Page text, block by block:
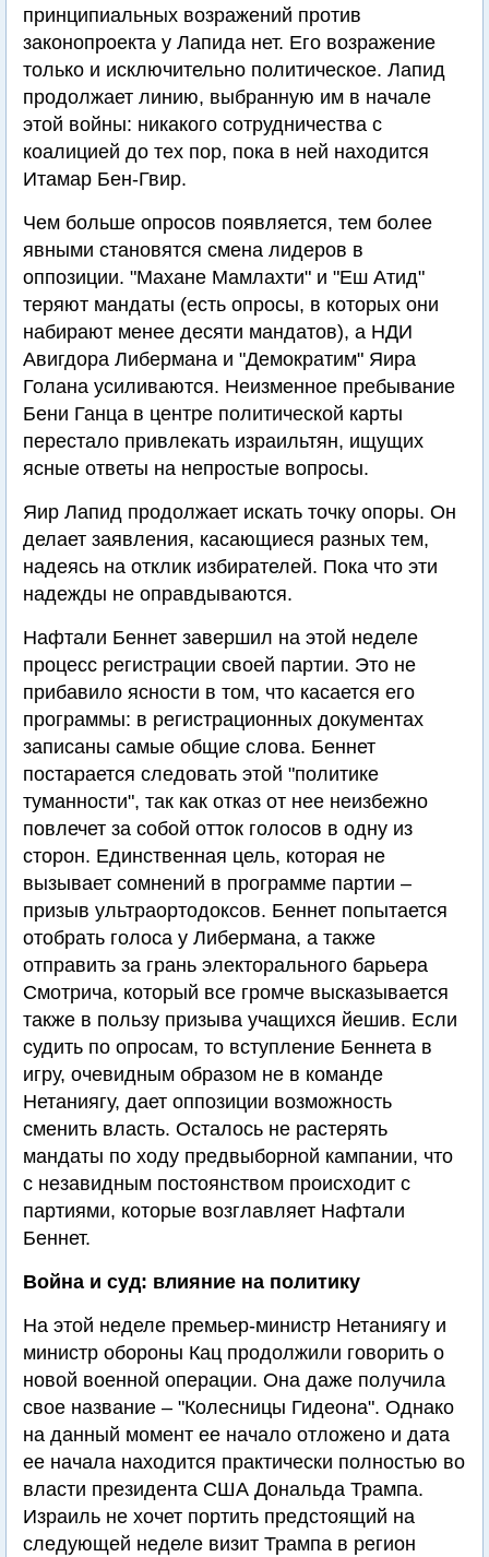
принципиальных возражений против
законопроекта у Лапида нет. Его возражение
только и исключительно политическое. Лапид
продолжает линию, выбранную им в начале
этой войны: никакого сотрудничества с
коалицией до тех пор, пока в ней находится
Итамар Бен-Гвир.
Чем больше опросов появляется, тем более
явными становятся смена лидеров в
оппозиции. "Махане Мамлахти" и "Еш Атид"
теряют мандаты (есть опросы, в которых они
набирают менее десяти мандатов), а НДИ
Авигдора Либермана и "Демократим" Яира
Голана усиливаются. Неизменное пребывание
Бени Ганца в центре политической карты
перестало привлекать израильтян, ищущих
ясные ответы на непростые вопросы.
Яир Лапид продолжает искать точку опоры. Он
делает заявления, касающиеся разных тем,
надеясь на отклик избирателей. Пока что эти
надежды не оправдываются.
Нафтали Беннет завершил на этой неделе
процесс регистрации своей партии. Это не
прибавило ясности в том, что касается его
программы: в регистрационных документах
записаны самые общие слова. Беннет
постарается следовать этой "политике
туманности", так как отказ от нее неизбежно
повлечет за собой отток голосов в одну из
сторон. Единственная цель, которая не
вызывает сомнений в программе партии –
призыв ультраортодоксов. Беннет попытается
отобрать голоса у Либермана, а также
отправить за грань электорального барьера
Смотрича, который все громче высказывается
также в пользу призыва учащихся йешив. Если
судить по опросам, то вступление Беннета в
игру, очевидным образом не в команде
Нетаниягу, дает оппозиции возможность
сменить власть. Осталось не растерять
мандаты по ходу предвыборной кампании, что
с незавидным постоянством происходит с
партиями, которые возглавляет Нафтали
Беннет.
Война и суд: влияние на политику
На этой неделе премьер-министр Нетаниягу и
министр обороны Кац продолжили говорить о
новой военной операции. Она даже получила
свое название – "Колесницы Гидеона". Однако
на данный момент ее начало отложено и дата
ее начала находится практически полностью во
власти президента США Дональда Трампа.
Израиль не хочет портить предстоящий на
следующей неделе визит Трампа в регион